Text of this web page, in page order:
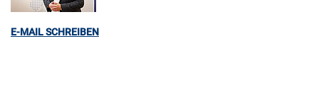
E-MAIL SCHREIBEN